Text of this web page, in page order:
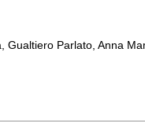
Parlato, Anna